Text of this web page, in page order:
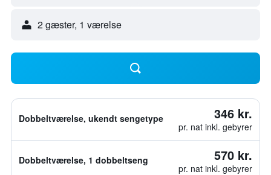
2 gæster, 1 værelse
Dobbeltværelse, ukendt sengetype 346 kr.
pr. nat inkl. gebyrer
Dobbeltværelse, 1 dobbeltseng 570 kr.
pr. nat inkl. gebyrer